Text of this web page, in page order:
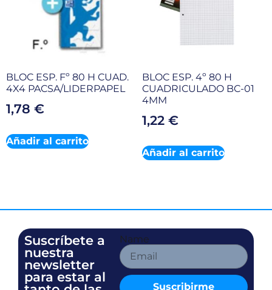
BLOC ESP. Fº 80 H CUAD.
4X4 PACSA/LIDERPAPEL
1,78 €
Añadir al carrito
BLOC ESP. 4º 80 H
CUADRICULADO BC-01
4MM
1,22 €
Añadir al carrito
Name
Suscribirme
Suscríbete a
nuestra
newsletter
para estar al